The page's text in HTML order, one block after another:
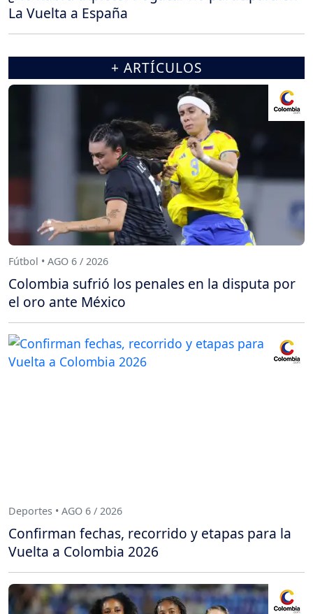
La Vuelta a España
+ ARTÍCULOS
Fútbol • AGO 6 / 2026
Colombia sufrió los penales en la disputa por
el oro ante México
Deportes • AGO 6 / 2026
Confirman fechas, recorrido y etapas para la
Vuelta a Colombia 2026